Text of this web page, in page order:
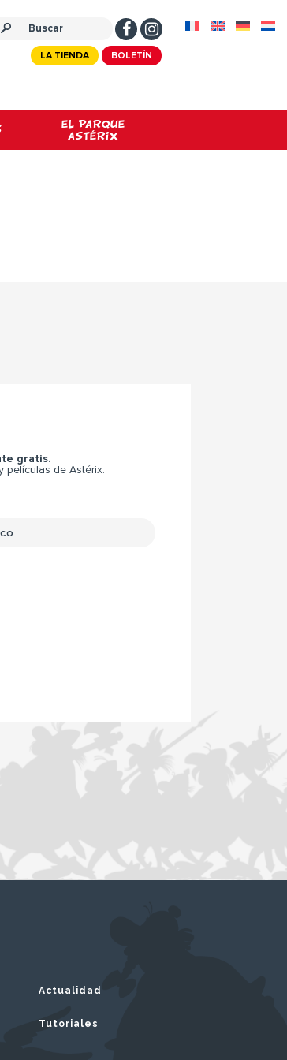
BOLETÍN
LA TIENDA
EL PARQUE
ASTÉRIX
gratis.
películas de Astérix.
Actualidad
Tutoriales